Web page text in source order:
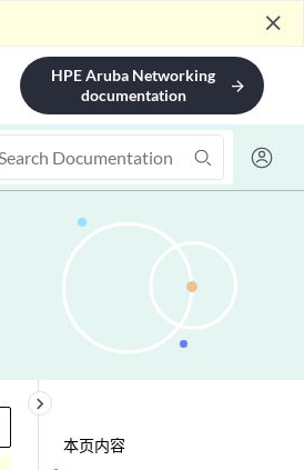
close
HPE Aruba Networking
documentation
arrow_forward
本页内容
keyboard_arrow_right